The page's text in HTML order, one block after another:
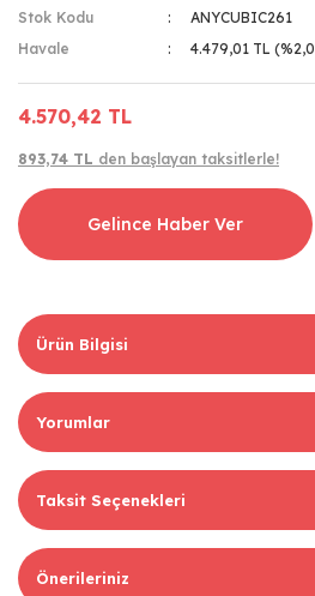
Stok Kodu
ANYCUBIC261
Havale
4.479,01 TL
4.570,42 TL
893,74 TL den başlayan taksitlerle!
Gelince Haber Ver
Ürün Bilgisi
Yorumlar
Taksit Seçenekleri
Önerileriniz